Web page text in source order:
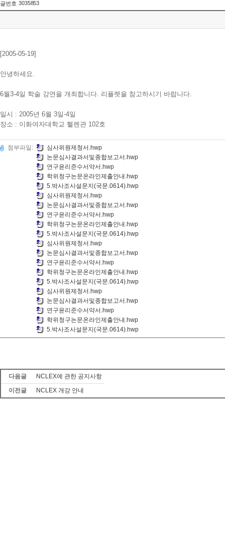
글번호 3035853
[2005-05-19]
안녕하세요.
6월3-4일 학술 강연을 개최합니다. 리플렛을 참고하시기 바랍니다.
일시 : 2005년 6월 3일-4일
장소 : 이화여자대학교 헬렌관 102호
첨부파일:
심사위원제청서.hwp
논문심사결과서및종합보고서.hwp
연구윤리준수서약서.hwp
학위청구논문온라인제출안내.hwp
5.박사조사설문지(국문.0614).hwp
심사위원제청서.hwp
논문심사결과서및종합보고서.hwp
연구윤리준수서약서.hwp
학위청구논문온라인제출안내.hwp
5.박사조사설문지(국문.0614).hwp
심사위원제청서.hwp
논문심사결과서및종합보고서.hwp
연구윤리준수서약서.hwp
학위청구논문온라인제출안내.hwp
5.박사조사설문지(국문.0614).hwp
심사위원제청서.hwp
논문심사결과서및종합보고서.hwp
연구윤리준수서약서.hwp
학위청구논문온라인제출안내.hwp
5.박사조사설문지(국문.0614).hwp
다음글
NCLEX에 관한 공지사항
이전글
NCLEX 개강 안내